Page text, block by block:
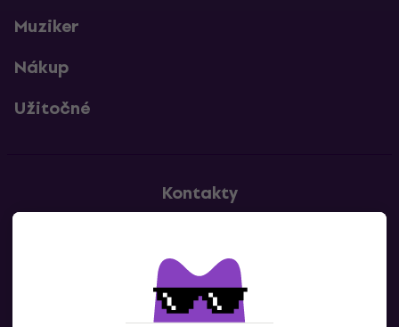
Muziker
Nákup
Užitočné
Kontakty